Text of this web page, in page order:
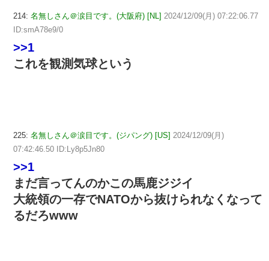
214: 名無しさん＠涙目です。(大阪府) [NL] 2024/12/09(月) 07:22:06.77
ID:smA78e9/0
>>1
これを観測気球という
225: 名無しさん＠涙目です。(ジパング) [US] 2024/12/09(月)
07:42:46.50 ID:Ly8p5Jn80
>>1
まだ言ってんのかこの馬鹿ジジイ
大統領の一存でNATOから抜けられなくなって
るだろwww